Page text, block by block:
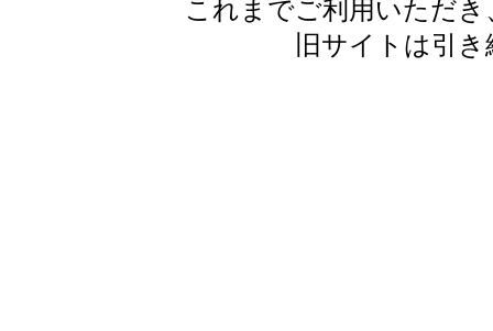
これまでご利用いただ
旧サイトは引き